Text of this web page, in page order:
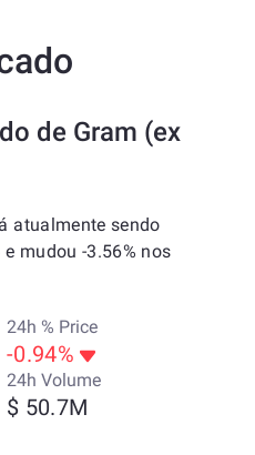
de Gram (ex
atualmente sendo
mudou -3.56% nos
24h % Price
-0.94%
24h Volume
$ 50.7M